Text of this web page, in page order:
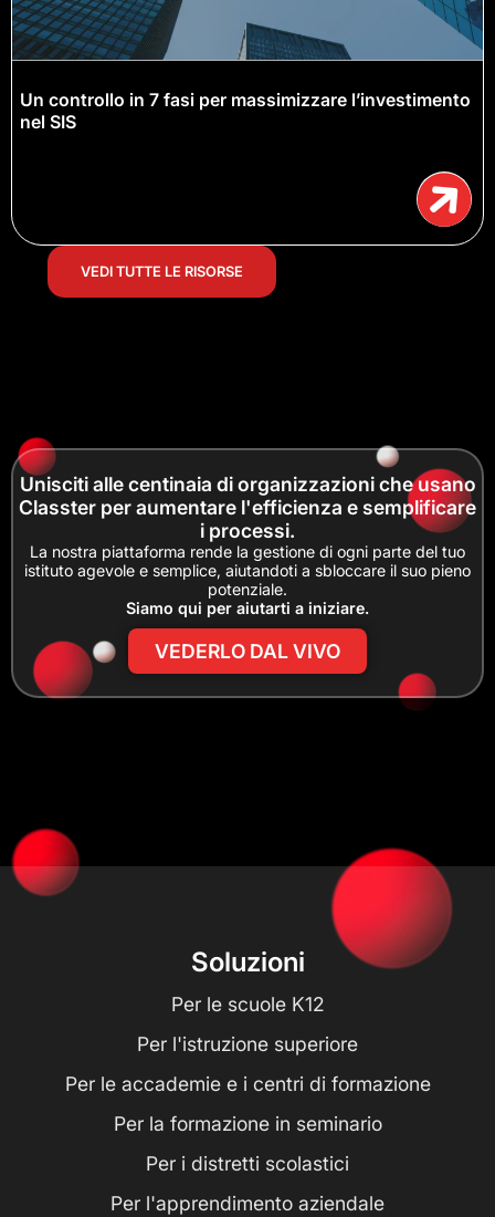
Un controllo in 7 fasi per massimizzare l’investimento
nel SIS
VEDI TUTTE LE RISORSE
Unisciti alle centinaia di organizzazioni che usano
Classter per aumentare l'efficienza e semplificare
i processi.
La nostra piattaforma rende la gestione di ogni parte del tuo
istituto agevole e semplice, aiutandoti a sbloccare il suo pieno
potenziale.
Siamo qui per aiutarti a iniziare.
VEDERLO DAL VIVO
Soluzioni
Per le scuole K12
Per l'istruzione superiore
Per le accademie e i centri di formazione
Per la formazione in seminario
Per i distretti scolastici
Per l'apprendimento aziendale